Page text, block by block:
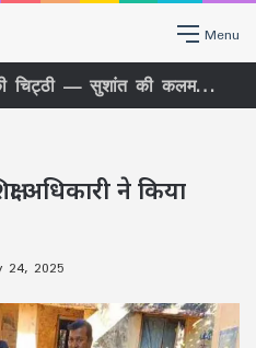
Menu
अफ़सर-ए-आ’ला (रविवार की चिट्ठी — सुशांत की कलम से)
अधिकारी ने किया
24, 2025